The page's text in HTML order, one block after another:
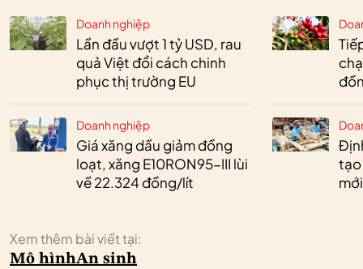
Doanh nghiệp
Lần đầu vượt 1 tỷ USD, rau
quả Việt đổi cách chinh
phục thị trường EU
Doanh nghiệp
Giá xăng dầu giảm đồng
loạt, xăng E10RON95-III lùi
về 22.324 đồng/lít
tạo
Xem thêm bài viết tại:
Mô hìnhAn sinh